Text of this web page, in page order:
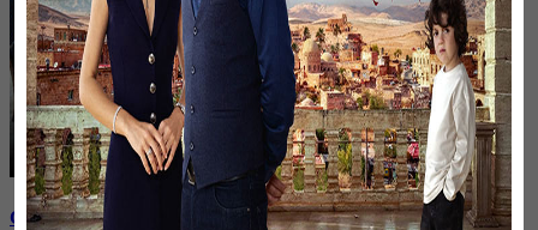
Саммит ОДКБ: под вопросом эффективность организации